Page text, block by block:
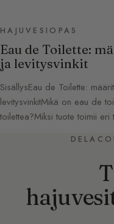
HAJUVESIOPAS
Eau de Toilette:
ja levitysvinkit
SisällysEau de Toilette:
levitysvinkitMikä on eau de
toilettea?Miksi tuote toimii